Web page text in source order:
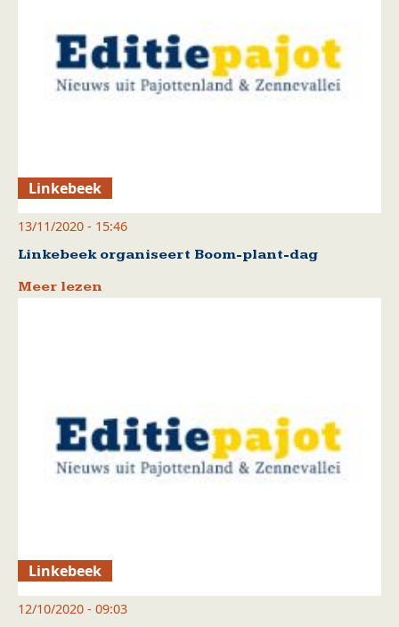
Linkebeek
13/11/2020 - 15:46
Linkebeek organiseert Boom-plant-dag
Meer lezen
Linkebeek
12/10/2020 - 09:03